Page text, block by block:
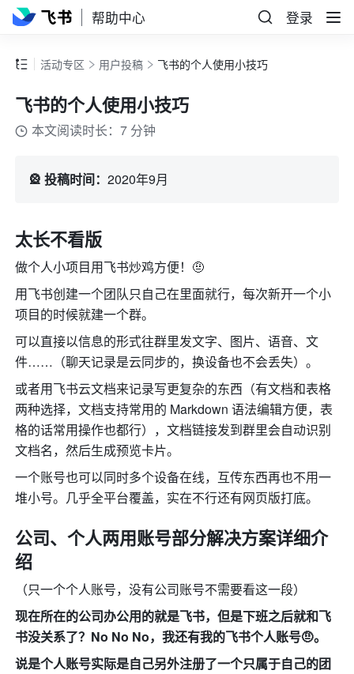
帮助中心 登录
活动专区 用户投稿 飞书的个人使用小技巧
飞书的个人使用小技巧
本文阅读时长：7 分钟
🎡 投稿时间：2020年9月
太长不看版
做个人小项目用飞书炒鸡方便！🤨
用飞书创建一个团队只自己在里面就行，每次新开一个小
项目的时候就建一个群。
可以直接以信息的形式往群里发文字、图片、语音、文
件……（聊天记录是云同步的，换设备也不会丢失）。
或者用飞书云文档来记录写更复杂的东西（有文档和表格
两种选择，文档支持常用的 Markdown 语法编辑方便，表
格的话常用操作也都行），文档链接发到群里会自动识别
文档名，然后生成预览卡片。
一个账号也可以同时多个设备在线，互传东西再也不用一
堆小号。几乎全平台覆盖，实在不行还有网页版打底。
公司、个人两用账号部分解决方案详细介
绍
（只一个个人账号，没有公司账号不需要看这一段）
现在所在的公司办公用的就是飞书，但是下班之后就和飞
书没关系了？No No No，我还有我的飞书个人账号🤨。
说是个人账号实际是自己另外注册了一个只属于自己的团